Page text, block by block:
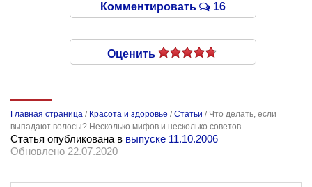
Комментировать 16
Оценить
Главная страница / Красота и здоровье /Статьи / Что делать, если
выпадают волосы? Несколько мифов и несколько советов
Статья опубликована в выпуске 11.10.2006
Обновлено 22.07.2020